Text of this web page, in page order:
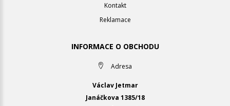
Kontakt
Reklamace
INFORMACE O OBCHODU
Adresa
Václav Jetmar
Janáčkova 1385/18